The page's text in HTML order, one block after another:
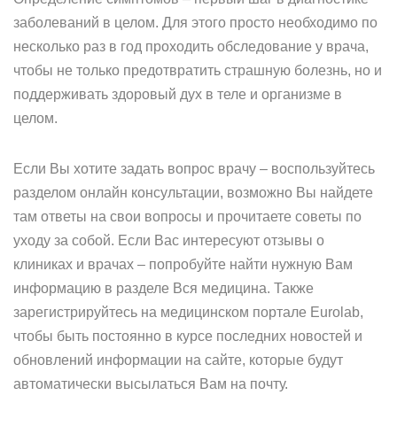
заболеваний в целом. Для этого просто необходимо по
несколько раз в год проходить обследование у врача,
чтобы не только предотвратить страшную болезнь, но и
поддерживать здоровый дух в теле и организме в
целом.
Если Вы хотите задать вопрос врачу – воспользуйтесь
разделом онлайн консультации, возможно Вы найдете
там ответы на свои вопросы и прочитаете советы по
уходу за собой. Если Вас интересуют отзывы о
клиниках и врачах – попробуйте найти нужную Вам
информацию в разделе Вся медицина. Также
зарегистрируйтесь на медицинском портале Eurolab,
чтобы быть постоянно в курсе последних новостей и
обновлений информации на сайте, которые будут
автоматически высылаться Вам на почту.